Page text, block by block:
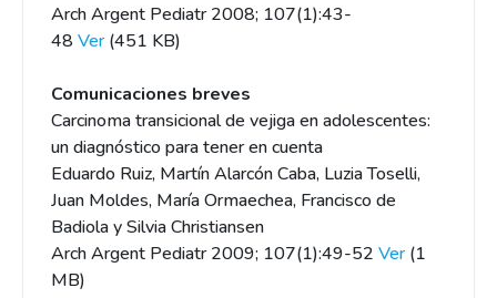
Arch Argent Pediatr 2008; 107(1):43-
48 Ver(451 KB)
Comunicaciones breves
Carcinoma transicional de vejiga en adolescentes:
un diagnóstico para tener en cuenta
Eduardo Ruiz, Martín Alarcón Caba, Luzia Toselli,
Juan Moldes, María Ormaechea, Francisco de
Badiola y Silvia Christiansen
Arch Argent Pediatr 2009; 107(1):49-52 Ver(1
MB)